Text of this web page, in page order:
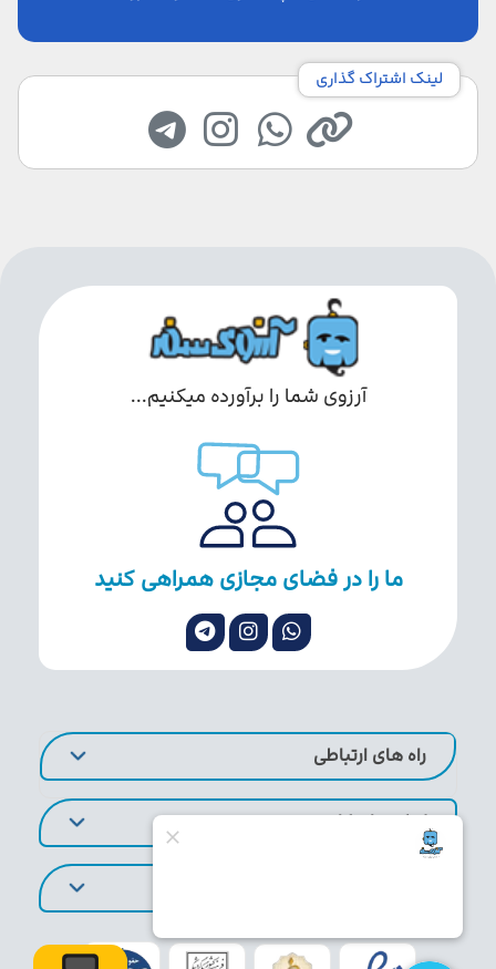
لینک اشتراک گذاری
آرزوی شما را برآورده میکنیم...
ما را در فضای مجازی همراهی کنید
راه های ارتباطی
لینک های کاربردی